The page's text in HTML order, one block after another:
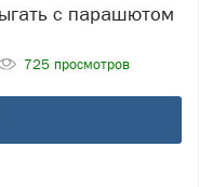
725 просмотров